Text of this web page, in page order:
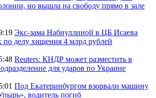
но вышла на свободу прямо в зале
Экс-зама Набиуллиной в ЦБ Исаева
по делу хищения 4 млрд рублей
Reuters: КНДР может разместить в
для ударов по Украине
Под Екатеринбургом взорвали машину
водитель погиб